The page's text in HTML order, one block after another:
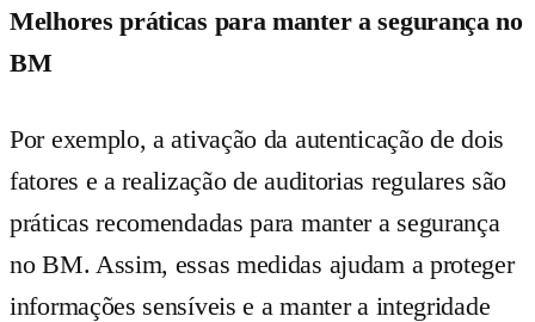
Melhores práticas para manter a segurança no
BM
Por exemplo, a ativação da autenticação de dois
fatores e a realização de auditorias regulares são
práticas recomendadas para manter a segurança
no BM. Assim, essas medidas ajudam a proteger
informações sensíveis e a manter a integridade